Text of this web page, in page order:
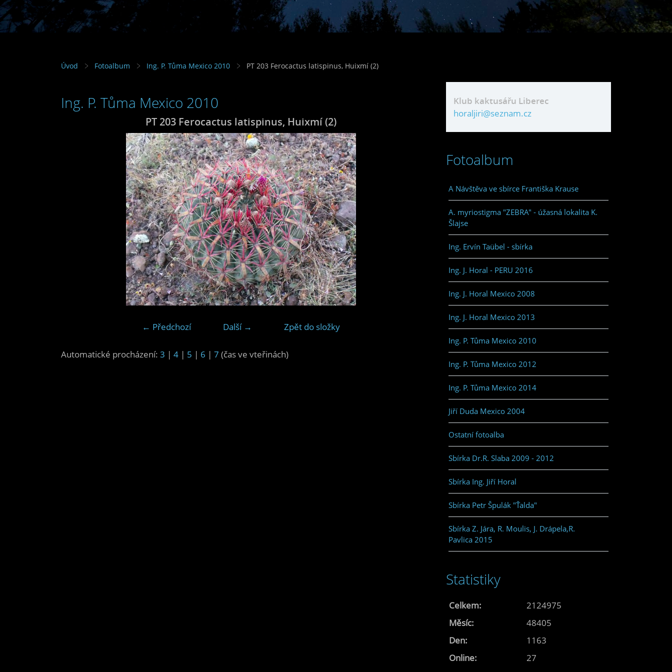
Úvod Fotoalbum Ing. P. Tůma Mexico 2010 PT 203 Ferocactus latispinus, Huixmí (2)
Ing. P. Tůma Mexico 2010
PT 203 Ferocactus latispinus, Huixmí (2)
← Předchozí Další → Zpět do složky
Automatické procházení: 3 | 4 | 5 | 6 | 7 (čas ve vteřinách)
Klub kaktusářu Liberec
horaljiri@seznam.cz
Fotoalbum
A Návštěva ve sbírce Františka Krause
A. myriostigma "ZEBRA" - úžasná lokalita K.
Šlajse
Ing. Ervín Taübel - sbírka
Ing. J. Horal - PERU 2016
Ing. J. Horal Mexico 2008
Ing. J. Horal Mexico 2013
Ing. P. Tůma Mexico 2010
Ing. P. Tůma Mexico 2012
Ing. P. Tůma Mexico 2014
Jiří Duda Mexico 2004
Ostatní fotoalba
Sbírka Dr.R. Slaba 2009 - 2012
Sbírka Ing. Jiří Horal
Sbírka Petr Špulák "Ťalda"
Sbírka Z. Jára, R. Moulis, J. Drápela,R.
Pavlica 2015
Statistiky
Online: 27
Celkem:
2124975
Měsíc:
48405
Den:
1163